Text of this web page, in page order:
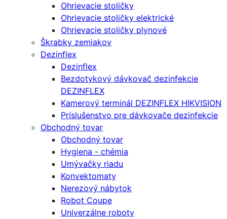
Ohrievacie stoličky
Ohrievacie stoličky elektrické
Ohrievacie stoličky plynové
Škrabky zemiakov
Dezinflex
Dezinflex
Bezdotykový dávkovač dezinfekcie
DEZINFLEX
Kamerový terminál DEZINFLEX HIKVISION
Príslušenstvo pre dávkovače dezinfekcie
Obchodný tovar
Obchodný tovar
Hygiena - chémia
Umývačky riadu
Konvektomaty
Nerezový nábytok
Robot Coupe
Univerzálne roboty